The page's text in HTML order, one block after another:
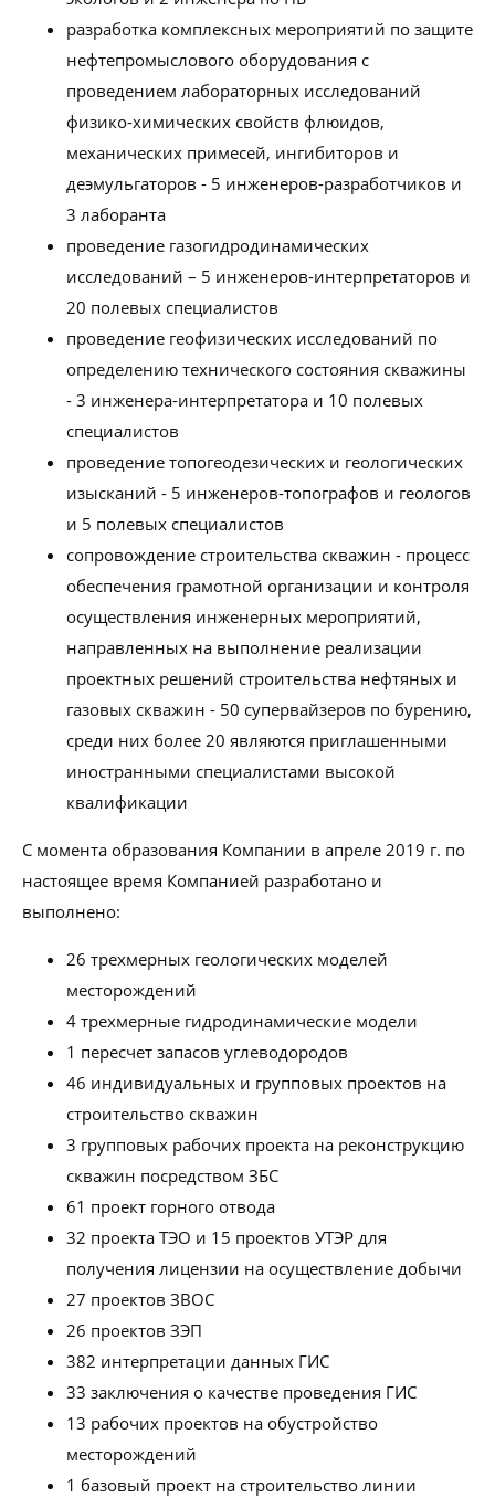
разработка комплексных мероприятий по защите
нефтепромыслового оборудования с
проведением лабораторных исследований
физико-химических свойств флюидов,
механических примесей, ингибиторов и
деэмульгаторов - 5 инженеров-разработчиков и
3 лаборанта
проведение газогидродинамических
исследований – 5 инженеров-интерпретаторов и
20 полевых специалистов
проведение геофизических исследований по
определению технического состояния скважины
- 3 инженера-интерпретатора и 10 полевых
специалистов
проведение топогеодезических и геологических
изысканий - 5 инженеров-топографов и геологов
и 5 полевых специалистов
сопровождение строительства скважин - процесс
обеспечения грамотной организации и контроля
осуществления инженерных мероприятий,
направленных на выполнение реализации
проектных решений строительства нефтяных и
газовых скважин - 50 супервайзеров по бурению,
среди них более 20 являются приглашенными
иностранными специалистами высокой
квалификации
С момента образования Компании в апреле 2019 г. по
настоящее время Компанией разработано и
выполнено:
26 трехмерных геологических моделей
месторождений
4 трехмерные гидродинамические модели
1 пересчет запасов углеводородов
46 индивидуальных и групповых проектов на
строительство скважин
3 групповых рабочих проекта на реконструкцию
скважин посредством ЗБС
61 проект горного отвода
32 проекта ТЭО и 15 проектов УТЭР для
получения лицензии на осуществление добычи
27 проектов ЗВОС
26 проектов ЗЭП
382 интерпретации данных ГИС
33 заключения о качестве проведения ГИС
13 рабочих проектов на обустройство
месторождений
1 базовый проект на строительство линии